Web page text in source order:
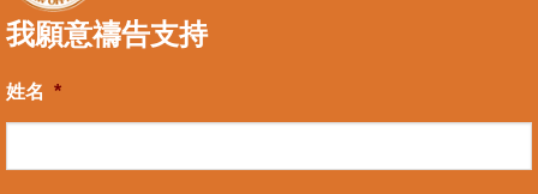
我願意禱告支持
姓名 *